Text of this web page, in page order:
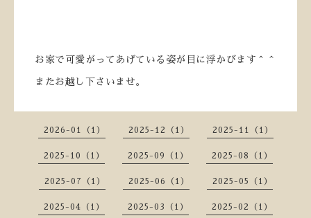
お家で可愛がってあげている姿が目に浮かびます＾＾
またお越し下さいませ。
2026-01（1） 2025-12（1） 2025-11（1）
2025-10（1） 2025-09（1） 2025-08（1）
2025-07（1） 2025-06（1） 2025-05（1）
2025-04（1） 2025-03（1） 2025-02（1）